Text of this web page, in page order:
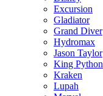
Excursion
Gladiator
Grand Diver
Hydromax
Jason Taylor
King Python
Kraken
Lupah